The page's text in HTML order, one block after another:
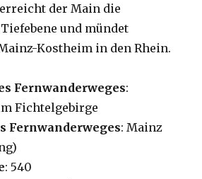
der Main die
und mündet
Kostheim in den Rhein.
Fernwanderweges:
Fichtelgebirge
Fernwanderweges: Mainz
: 540